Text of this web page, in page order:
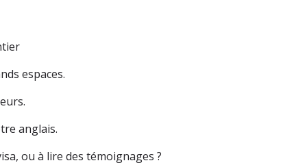
espaces.
anglais.
ou à lire des témoignages ?